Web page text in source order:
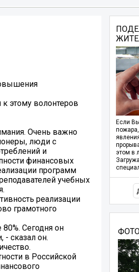
этому волонтеров
Очень важно
люди с
и
финансовых
программ
учебных
реализации
грамотного
Сегодня он
- сказал он.
в Российской
Если
этом в